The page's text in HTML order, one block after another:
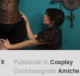
Pubblicato in Cosplay
Contrassegnato Amiche,